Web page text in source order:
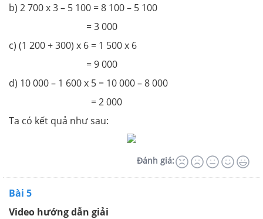
b) 2 700 x 3 – 5 100 = 8 100 – 5 100
= 3 000
c) (1 200 + 300) x 6 = 1 500 x 6
= 9 000
d) 10 000 – 1 600 x 5 = 10 000 – 8 000
= 2 000
Ta có kết quả như sau:
Đánh giá:
Bài 5
Video hướng dẫn giải